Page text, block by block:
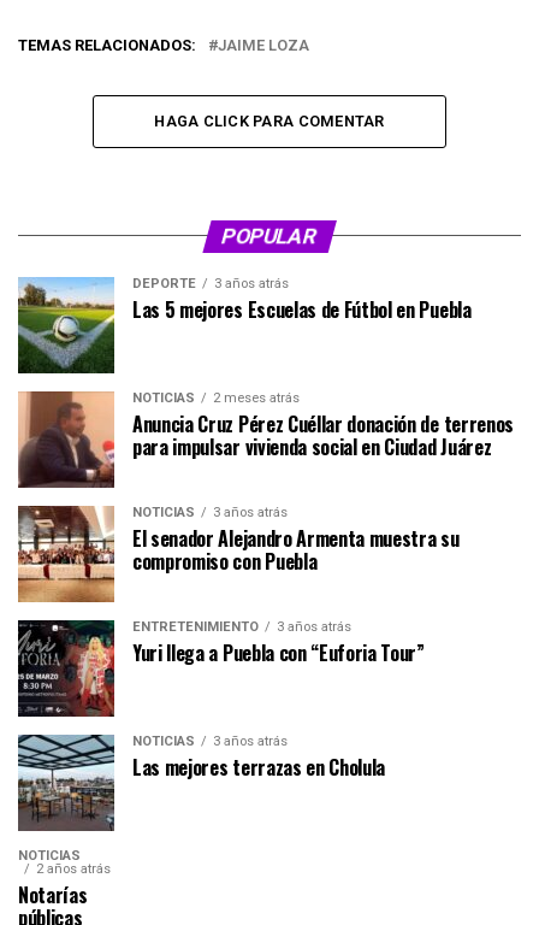
TEMAS RELACIONADOS: JAIME LOZA
HAGA CLICK PARA COMENTAR
POPULAR
DEPORTE 3 años atrás
Las 5 mejores Escuelas de Fútbol en Puebla
NOTICIAS 2 meses atrás
Anuncia Cruz Pérez Cuéllar donación de terrenos
para impulsar vivienda social en Ciudad Juárez
NOTICIAS 3 años atrás
El senador Alejandro Armenta muestra su
compromiso con Puebla
ENTRETENIMIENTO 3 años atrás
Yuri llega a Puebla con “Euforia Tour”
NOTICIAS 3 años atrás
Las mejores terrazas en Cholula
NOTICIAS
2 años atrás
Notarías
públicas